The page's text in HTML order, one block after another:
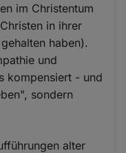
im Christentum
in ihrer
haben).
und
kompensiert - und
sondern
alter